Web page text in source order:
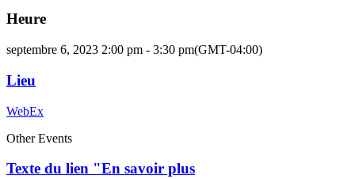
Heure
septembre 6, 2023 2:00 pm - 3:30 pm(GMT-04:00)
Lieu
WebEx
Other Events
Texte du lien "En savoir plus